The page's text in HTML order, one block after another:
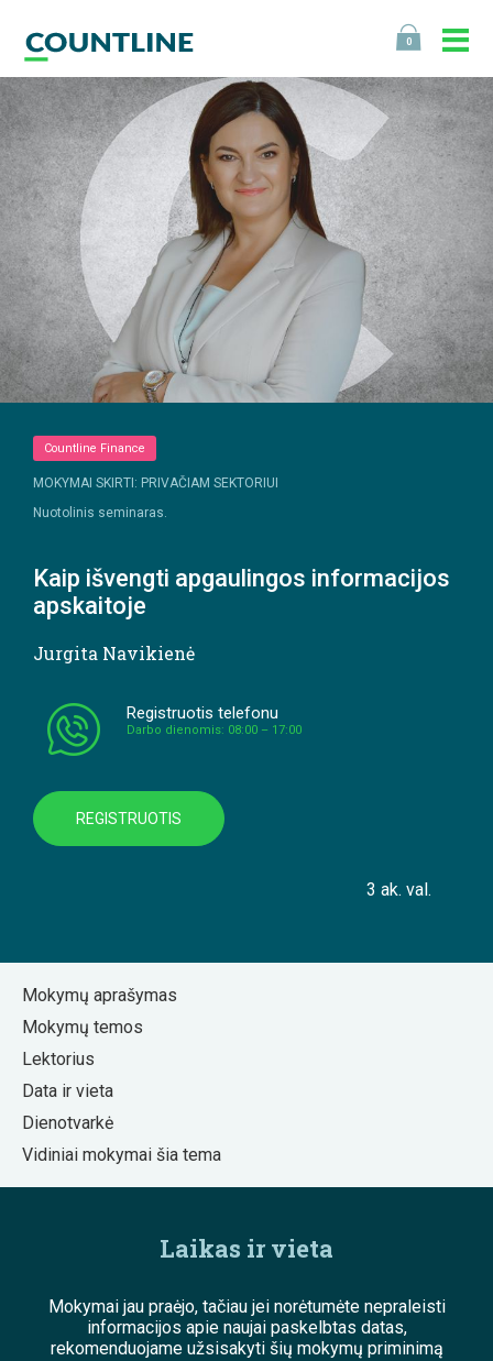
0
Countline Finance
MOKYMAI SKIRTI: PRIVAČIAM SEKTORIUI
Nuotolinis seminaras.
Kaip išvengti apgaulingos informacijos
apskaitoje
Jurgita Navikienė
Registruotis telefonu
Darbo dienomis: 08:00 – 17:00
REGISTRUOTIS
3 ak. val.
Mokymų aprašymas
Mokymų temos
Lektorius
Data ir vieta
Dienotvarkė
Vidiniai mokymai šia tema
Laikas ir vieta
Mokymai jau praėjo, tačiau jei norėtumėte nepraleisti
informacijos apie naujai paskelbtas datas,
rekomenduojame užsisakyti šių mokymų priminimą